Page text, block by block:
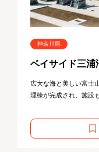
神奈川県
ベイサイド三浦
広大な海と美しい富士
理棟が完成され、施設